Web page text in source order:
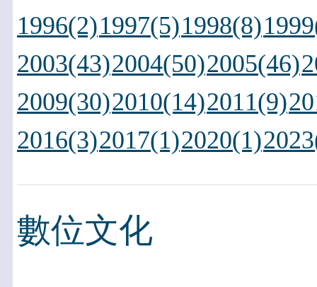
1996(2)1997(5)1998(8)
2003(43)2004(50)2005(46)
2009(30)2010(14)2011(9)
2016(3)2017(1)2020(1)
數位文化